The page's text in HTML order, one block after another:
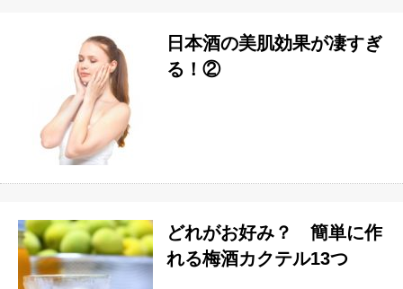
日本酒の美肌効果が凄すぎ
る！②
どれがお好み？ 簡単に作
れる梅酒カクテル13つ